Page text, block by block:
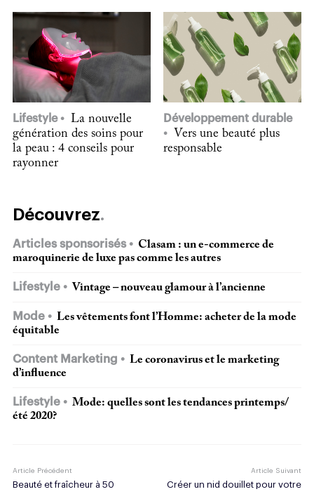
Lifestyle
La nouvelle
génération des soins pour
la peau : 4 conseils pour
rayonner
Développement durable
Vers une beauté plus
responsable
Découvrez
Articles sponsorisés
Clasam : un e-commerce de
maroquinerie de luxe pas comme les autres
Lifestyle Vintage – nouveau glamour à l’ancienne
Mode
Les vêtements font l’Homme: acheter de la mode
équitable
Content Marketing
Le coronavirus et le marketing
d’influence
Lifestyle
Mode: quelles sont les tendances printemps/
été 2020?
Article Précédent
Beauté et fraîcheur à 50
Article Suivant
Créer un nid douillet pour votre